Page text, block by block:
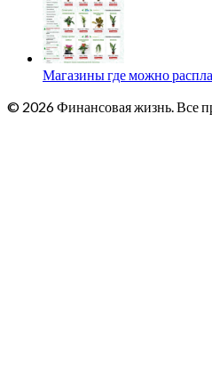
Магазины где можно
© 2026 Финансовая жизнь. Все